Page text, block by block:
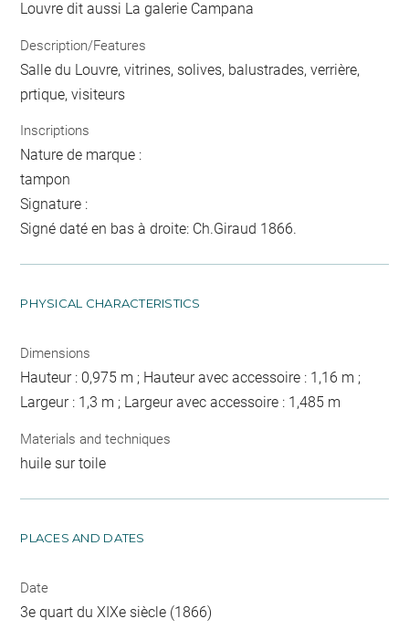
Louvre dit aussi La galerie Campana
Description/Features
Salle du Louvre, vitrines, solives, balustrades, verrière,
prtique, visiteurs
Inscriptions
Nature de marque :
tampon
Signature :
Signé daté en bas à droite: Ch.Giraud 1866.
PHYSICAL CHARACTERISTICS
Dimensions
Hauteur : 0,975 m ; Hauteur avec accessoire : 1,16 m ;
Largeur : 1,3 m ; Largeur avec accessoire : 1,485 m
Materials and techniques
huile sur toile
PLACES AND DATES
Date
3e quart du XIXe siècle (1866)